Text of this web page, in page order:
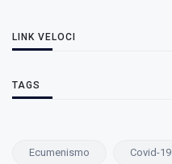
LINK VELOCI
TAGS
Ecumenismo Covid-19